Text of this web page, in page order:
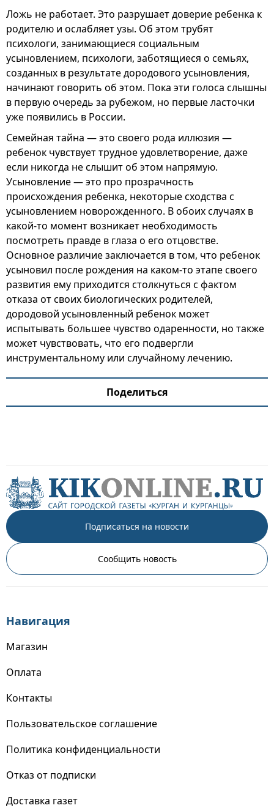
Ложь не работает. Это разрушает доверие ребенка к
родителю и ослабляет узы. Об этом трубят
психологи, занимающиеся социальным
усыновлением, психологи, заботящиеся о семьях,
созданных в результате дородового усыновления,
начинают говорить об этом. Пока эти голоса слышны
в первую очередь за рубежом, но первые ласточки
уже появились в России.
Семейная тайна — это своего рода иллюзия —
ребенок чувствует трудное удовлетворение, даже
если никогда не слышит об этом напрямую.
Усыновление — это про прозрачность
происхождения ребенка, некоторые сходства с
усыновлением новорожденного. В обоих случаях в
какой-то момент возникает необходимость
посмотреть правде в глаза о его отцовстве.
Основное различие заключается в том, что ребенок
усыновил после рождения на каком-то этапе своего
развития ему приходится столкнуться с фактом
отказа от своих биологических родителей,
дородовой усыновленный ребенок может
испытывать большее чувство одаренности, но также
может чувствовать, что его подвергли
инструментальному или случайному лечению.
Поделиться
Подписаться на новости
Сообщить новость
Навигация
Магазин
Оплата
Контакты
Пользовательское соглашение
Политика конфиденциальности
Отказ от подписки
Доставка газет